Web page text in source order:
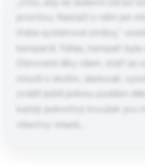
kampaně. Fellas, kampaň byla